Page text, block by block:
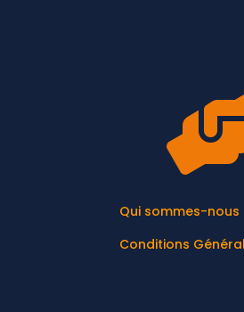
Qui sommes-nous
Conditions